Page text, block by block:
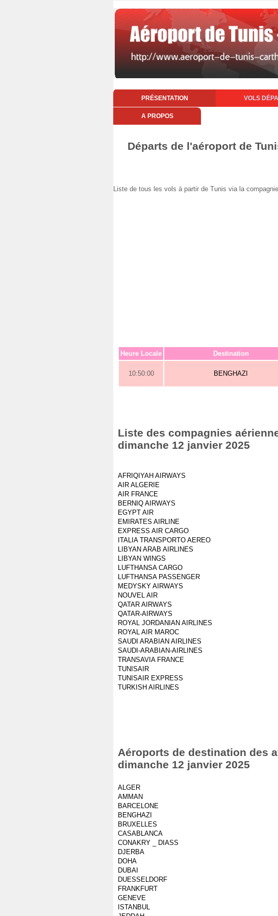
PRÉSENTATION VOLS
A PROPOS
Départs de l'aéroport de
Liste de tous les vols à partir de Tunis via la
Heure Locale Destination
10:50:00 BENGHAZI
Liste des compagnies
dimanche 12 janvier 2025
AFRIQIYAH AIRWAYS
AIR ALGERIE
AIR FRANCE
BERNIQ AIRWAYS
EGYPT AIR
EMIRATES AIRLINE
EXPRESS AIR CARGO
ITALIA TRANSPORTO AEREO
LIBYAN ARAB AIRLINES
LIBYAN WINGS
LUFTHANSA CARGO
LUFTHANSA PASSENGER
MEDYSKY AIRWAYS
NOUVEL AIR
QATAR AIRWAYS
QATAR-AIRWAYS
ROYAL JORDANIAN AIRLINES
ROYAL AIR MAROC
SAUDI ARABIAN AIRLINES
SAUDI-ARABIAN-AIRLINES
TRANSAVIA FRANCE
TUNISAIR
TUNISAIR EXPRESS
TURKISH AIRLINES
Aéroports de destination des
dimanche 12 janvier 2025
ALGER
AMMAN
BARCELONE
BENGHAZI
BRUXELLES
CASABLANCA
CONAKRY _ DIASS
DJERBA
DOHA
DUBAI
DUESSELDORF
FRANKFURT
GENEVE
ISTANBUL